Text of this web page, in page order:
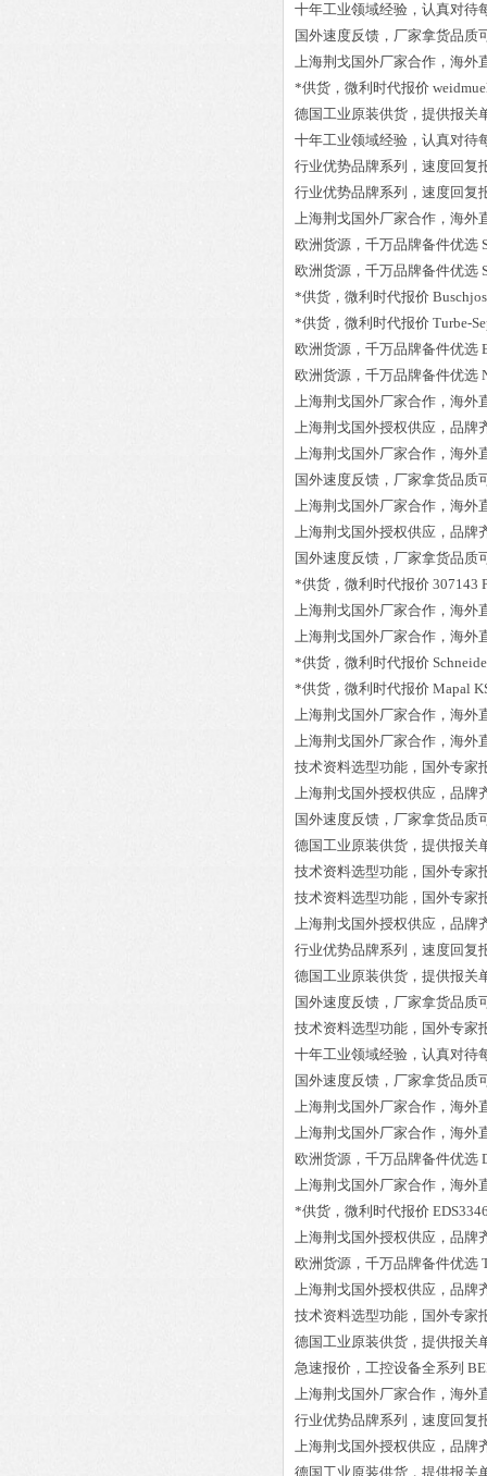
十年工业领域经验，认真对待
国外速度反馈，厂家拿货品质
上海荆戈国外厂家合作，海外
*供货，微利时代报价
德国工业原装供货，提供报关
十年工业领域经验，认真对待
行业优势品牌系列，速度回复
行业优势品牌系列，速度回复
上海荆戈国外厂家合作，海外
欧洲货源，千万品牌备件优选
欧洲货源，千万品牌备件优选
*供货，微利时代报价
*供货，微利时代报价
欧洲货源，千万品牌备件优选
欧洲货源，千万品牌备件优选
上海荆戈国外厂家合作，海外
上海荆戈国外授权供应，品牌
上海荆戈国外厂家合作，海外
国外速度反馈，厂家拿货品质
上海荆戈国外厂家合作，海外
上海荆戈国外授权供应，品牌
国外速度反馈，厂家拿货品质
*供货，微利时代报价 307143
上海荆戈国外厂家合作，海外
上海荆戈国外厂家合作，海外
*供货，微利时代报价
*供货，微利时代报价 Mapal
上海荆戈国外厂家合作，海外
上海荆戈国外厂家合作，海外
技术资料选型功能，国外专家
上海荆戈国外授权供应，品牌
国外速度反馈，厂家拿货品质
德国工业原装供货，提供报关
技术资料选型功能，国外专家
技术资料选型功能，国外专家
上海荆戈国外授权供应，品牌
行业优势品牌系列，速度回复
德国工业原装供货，提供报关
国外速度反馈，厂家拿货品质
技术资料选型功能，国外专家
十年工业领域经验，认真对待
国外速度反馈，厂家拿货品质
上海荆戈国外厂家合作，海外
上海荆戈国外厂家合作，海外
欧洲货源，千万品牌备件优选
上海荆戈国外厂家合作，海外
*供货，微利时代报价
上海荆戈国外授权供应，品牌
欧洲货源，千万品牌备件优选
上海荆戈国外授权供应，品牌
技术资料选型功能，国外专家
德国工业原装供货，提供报关
急速报价，工控设备全系列
上海荆戈国外厂家合作，海外
行业优势品牌系列，速度回复
上海荆戈国外授权供应，品牌
德国工业原装供货，提供报关